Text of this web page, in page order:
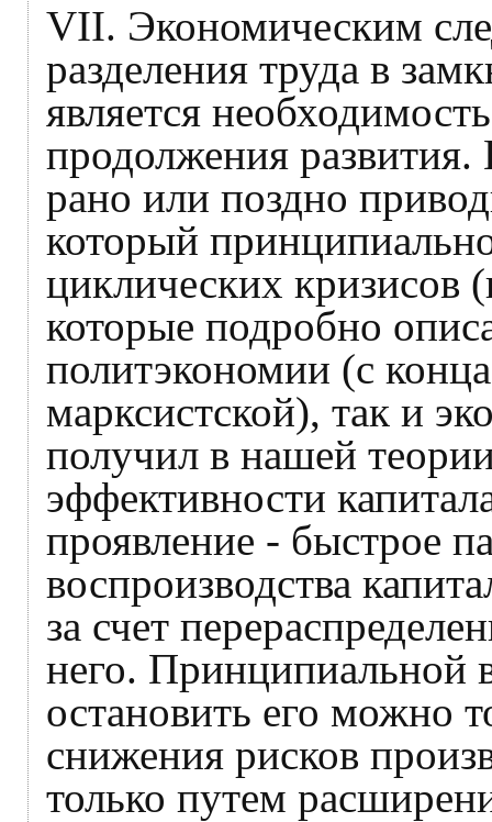
VII. Экономическим
разделения труда в
является
продолжения
рано или поздно
который
циклических кризисов
которые подробно
политэкономии (с
марксистской), так и
получил в нашей
эффективности
проявление - быстрое
воспроизводства
за счет
него. Принципиальной
остановить его можно
снижения рисков
только путем